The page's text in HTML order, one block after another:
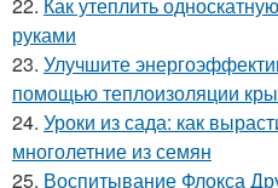
руками
23. Улучшите
помощью теплоизоляции
24. Уроки из сада: как
многолетние из семян
25. Воспитывание Флокса